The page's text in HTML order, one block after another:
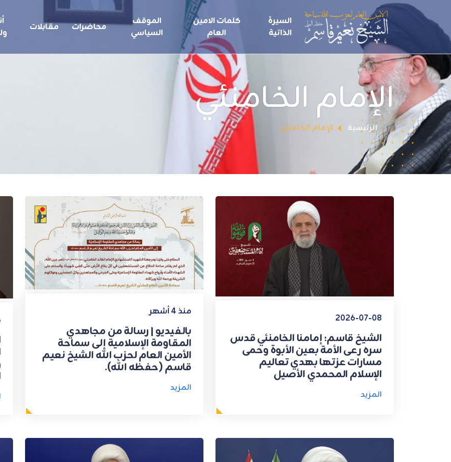
السيرة
الذاتية
كلمات الامين
العام
الموقف
السياسي
محاضرات مقابلات
الإمام الخامنئي
الرئيسية الإمام الخامنئي
2026-07-08
الشيخ قاسم: إمامنا الخامنئي قدس
سره رعى الأمة بعين الأبوة وحمى
مسارات عزتها بهدي تعاليم
الإسلام المحمدي الأصيل
المزيد
منذ 4 أشهر
بالفيديو | رسالة من مجاهدي
المقاومة الإسلامية إلى سماحة
الأمين العام لحزب الله الشيخ نعيم
قاسم (حفظه الله).
المزيد